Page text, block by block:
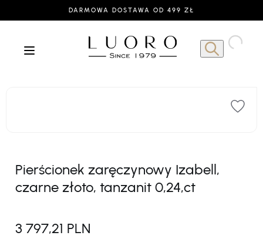
DARMOWA DOSTAWA OD 499 ZŁ
Pierścionek zaręczynowy Izabell,
czarne złoto, tanzanit 0,24,ct
3 797,21 PLN